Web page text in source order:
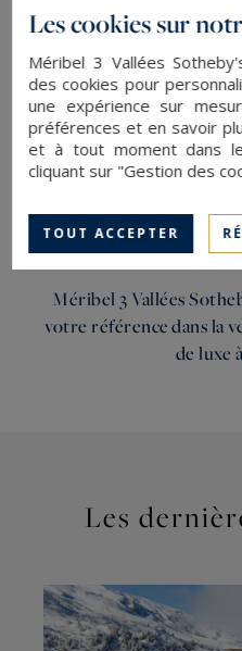
Grandeur Nature - 18
Évadez-vous en
les activités en
ses grands espaces ;
à l’arc, escalade,
rando, mountain circuit
encore !
Méribel 3 Vallées
votre référence dans la
de luxe
Les
Les cookies sur
Méribel 3 Vallées
des cookies pour
une expérience sur
préférences et en savoir
et à tout moment dans
cliquant sur "Gestion des
TOUT ACCEPTER